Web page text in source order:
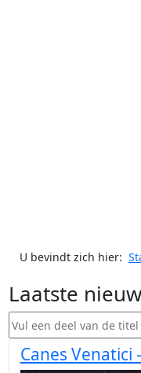
U bevindt zich hier:
Laatste
Vul een deel van de titel
Canes Venatici